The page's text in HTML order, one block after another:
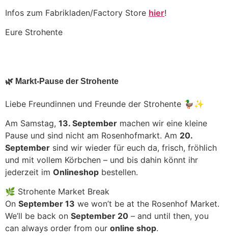
Infos zum Fabrikladen/Factory Store hier!
Eure Strohente
🌿 Markt-Pause der Strohente
Liebe Freundinnen und Freunde der Strohente 🦆✨
Am Samstag, 13. September machen wir eine kleine
Pause und sind nicht am Rosenhofmarkt. Am 20.
September sind wir wieder für euch da, frisch, fröhlich
und mit vollem Körbchen – und bis dahin könnt ihr
jederzeit im Onlineshop bestellen.
🌿 Strohente Market Break
On September 13 we won’t be at the Rosenhof Market.
We’ll be back on September 20 – and until then, you
can always order from our online shop.